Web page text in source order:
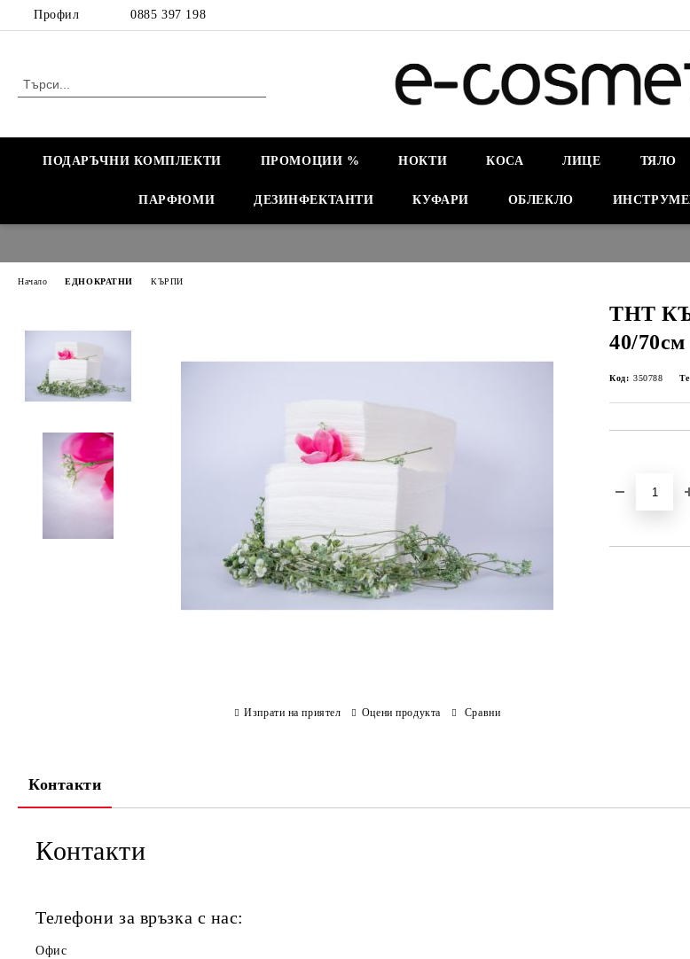
Профил 0885 397 198
ПОДАРЪЧНИ КОМПЛЕКТИ ПРОМОЦИИ % НОКТИ КОСА ЛИЦЕ ТЯЛО
ПАРФЮМИ ДЕЗИНФЕКТАНТИ КУФАРИ ОБЛЕКЛО
Начало ЕДНОКРАТНИ КЪРПИ
ТНТ
40/
Код: 350788
Изпрати на приятел Оцени продукта Сравни
Контакти
Контакти
Телефони за връзка с нас:
Офис